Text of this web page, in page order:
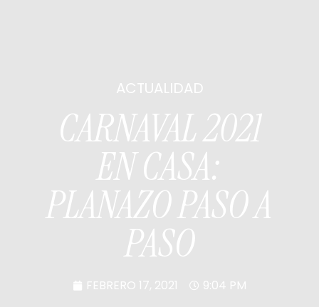
ACTUALIDAD
CARNAVAL 2021
EN CASA:
PLANAZO PASO A
PASO
FEBRERO 17, 2021 9:04 PM